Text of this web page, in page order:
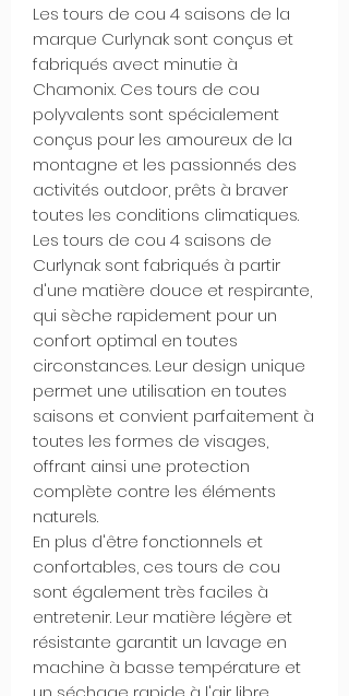
Les tours de cou 4 saisons de la
marque Curlynak sont conçus et
fabriqués avect minutie à
Chamonix. Ces tours de cou
polyvalents sont spécialement
conçus pour les amoureux de la
montagne et les passionnés des
activités outdoor, prêts à braver
toutes les conditions climatiques.
Les tours de cou 4 saisons de
Curlynak sont fabriqués à partir
d'une matière douce et respirante,
qui sèche rapidement pour un
confort optimal en toutes
circonstances. Leur design unique
permet une utilisation en toutes
saisons et convient parfaitement à
toutes les formes de visages,
offrant ainsi une protection
complète contre les éléments
naturels.
En plus d'être fonctionnels et
confortables, ces tours de cou
sont également très faciles à
entretenir. Leur matière légère et
résistante garantit un lavage en
machine à basse température et